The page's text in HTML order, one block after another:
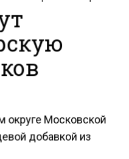
округе Московской
добавкой из